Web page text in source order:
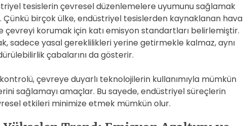
tesislerin çevresel düzenlemelere uyumunu sağlamak
birçok ülke, endüstriyel tesislerden kaynaklanan hava
çevreyi korumak için katı emisyon standartları belirlemiştir.
sadece yasal gereklilikleri yerine getirmekle kalmaz, aynı
çabalarını da gösterir.
çevreye duyarlı teknolojilerin kullanımıyla mümkün
sağlamayı amaçlar. Bu sayede, endüstriyel süreçlerin
etkileri minimize etmek mümkün olur.